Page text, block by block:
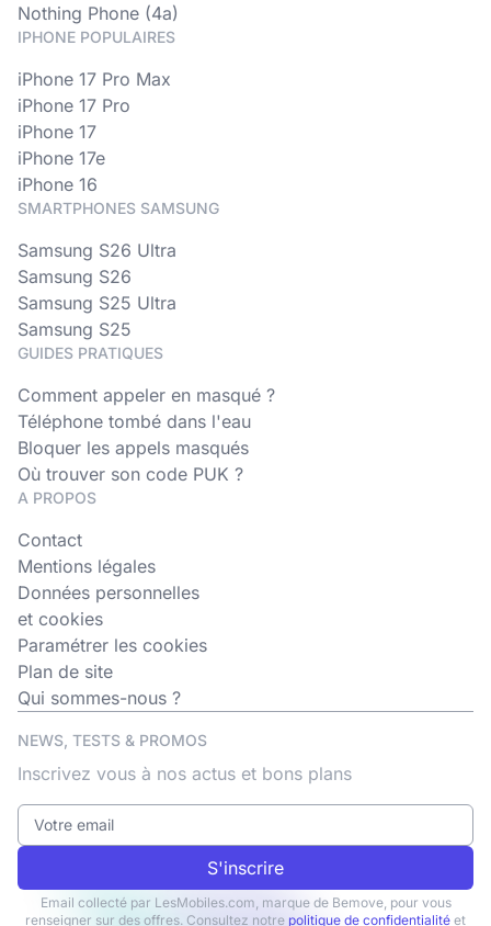
Nothing Phone (4a)
IPHONE POPULAIRES
iPhone 17 Pro Max
iPhone 17 Pro
iPhone 17
iPhone 17e
iPhone 16
SMARTPHONES SAMSUNG
Samsung S26 Ultra
Samsung S26
Samsung S25 Ultra
Samsung S25
GUIDES PRATIQUES
Comment appeler en masqué ?
Téléphone tombé dans l'eau
Bloquer les appels masqués
Où trouver son code PUK ?
A PROPOS
Contact
Mentions légales
Données personnelles
et cookies
Paramétrer les cookies
Plan de site
Qui sommes-nous ?
NEWS, TESTS & PROMOS
Inscrivez vous à nos actus et bons plans
S'inscrire
Email collecté par LesMobiles.com, marque de Bemove, pour vous
renseigner sur des offres. Consultez notre politique de confidentialité et